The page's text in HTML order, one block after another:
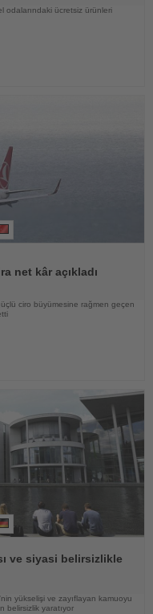
odalarındaki ücretsiz ürünleri
net kâr açıkladı
ciro büyümesine rağmen geçen
ve siyasi belirsizlikle
yükselişi ve zayıflayan kamuoyu
belirsizlik yaratıyor